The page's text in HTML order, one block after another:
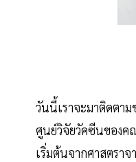
วันนี้เราจะมาติดตา
ศูนย์วิจัยวัคซีนของค
เริ่มต้นจากศาสตรา